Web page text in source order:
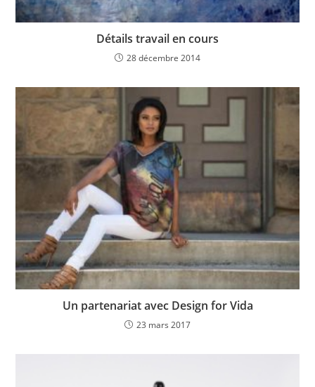
Détails travail en cours
28 décembre 2014
Un partenariat avec Design for Vida
23 mars 2017